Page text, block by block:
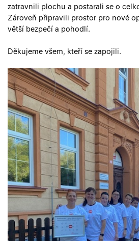
zatravnili plochu a postarali se o
Zároveň připravili prostor pro nové
větší bezpečí a pohodlí.
Děkujeme všem, kteří se zapojili.